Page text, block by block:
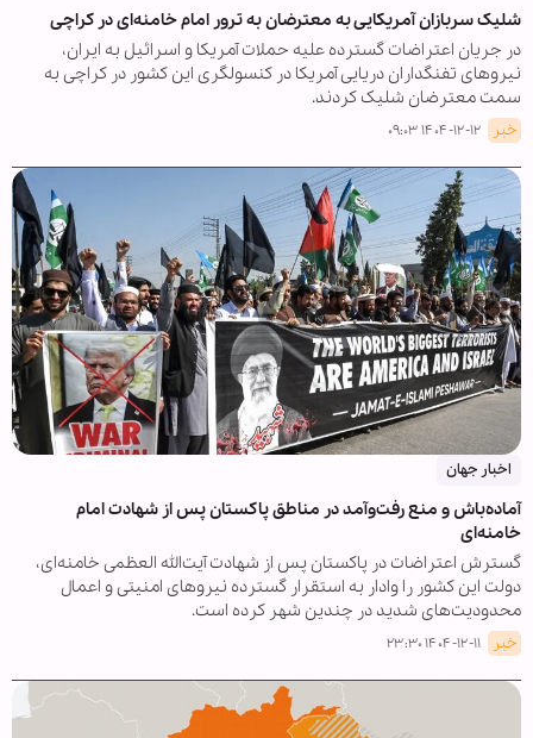
شلیک سربازان آمریکایی به معترضان به ترور امام خامنه‌ای در کراچی
در جریان اعتراضات گسترده علیه حملات آمریکا و اسرائیل به ایران،
نیروهای تفنگداران دریایی آمریکا در کنسولگری این کشور در کراچی به
سمت معترضان شلیک کردند.
خبر ۱۴۰۴-۱۲-۱۲ ۰۹:۰۳
اخبار جهان
آماده‌باش و منع رفت‌وآمد در مناطق پاکستان پس از شهادت امام
خامنه‌ای
گسترش اعتراضات در پاکستان پس از شهادت آیت‌الله العظمی خامنه‌ای،
دولت این کشور را وادار به استقرار گسترده نیروهای امنیتی و اعمال
محدودیت‌های شدید در چندین شهر کرده است.
خبر ۱۴۰۴-۱۲-۱۱ ۲۳:۳۰